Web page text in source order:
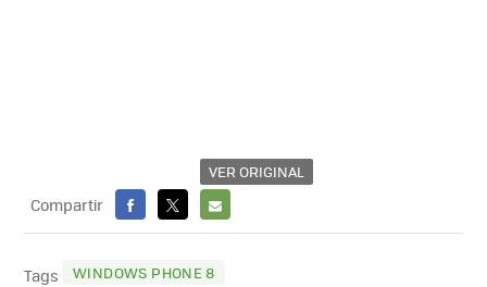
VER ORIGINAL
Compartir
FACEBOOK
X
E-
MAIL
Tags WINDOWS PHONE 8